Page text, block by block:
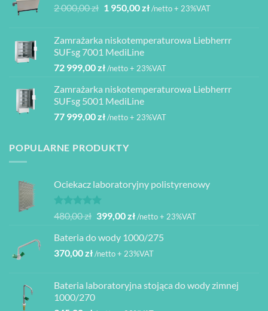
840,00 zł
080,00 zł
2 000,00zł Pierwotna
2
000,00 zł.
1 950,00złAktualna
1
/netto + 23%VAT
Zamrażarka niskotemperaturowa Liebherrr
SUFsg 7001 MediLine
72 999,00zł/netto + 23%VAT
Zamrażarka niskotemperaturowa Liebherrr
SUFsg 5001 MediLine
77 999,00zł/netto + 23%VAT
POPULARNE PRODUKTY
Ociekacz laboratoryjny polistyrenowy
Oceniono
na 5
480,00zł Pierwotna
wynosiła:
480,00 zł.
399,00złAktualna
wynosi:
399,00 zł.
/netto + 23%VAT
Bateria do wody 1000/275
370,00zł/netto + 23%VAT
Bateria laboratoryjna stojąca do wody zimnej
1000/270